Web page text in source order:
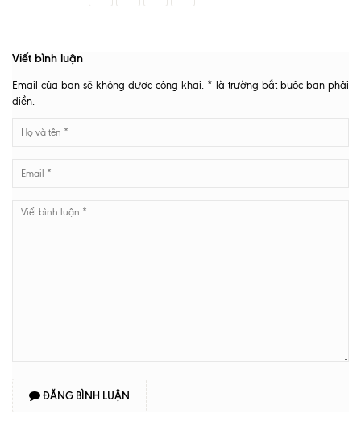
Viết bình luận
Email của bạn sẽ không được công khai. * là trường bắt buộc bạn phải
điền.
ĐĂNG BÌNH LUẬN